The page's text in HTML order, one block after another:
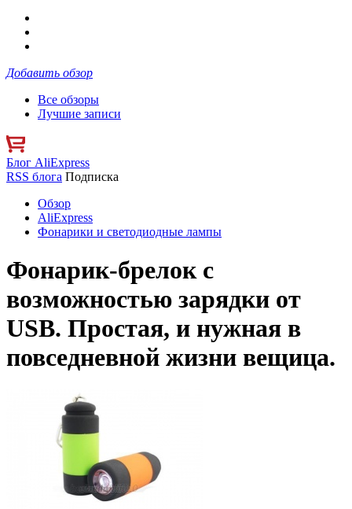
Добавить обзор
Все обзоры
Лучшие записи
Блог AliExpress
RSS блога Подписка
Обзор
AliExpress
Фонарики и светодиодные лампы
Фонарик-брелок с
возможностью зарядки от
USB. Простая, и нужная в
повседневной жизни вещица.